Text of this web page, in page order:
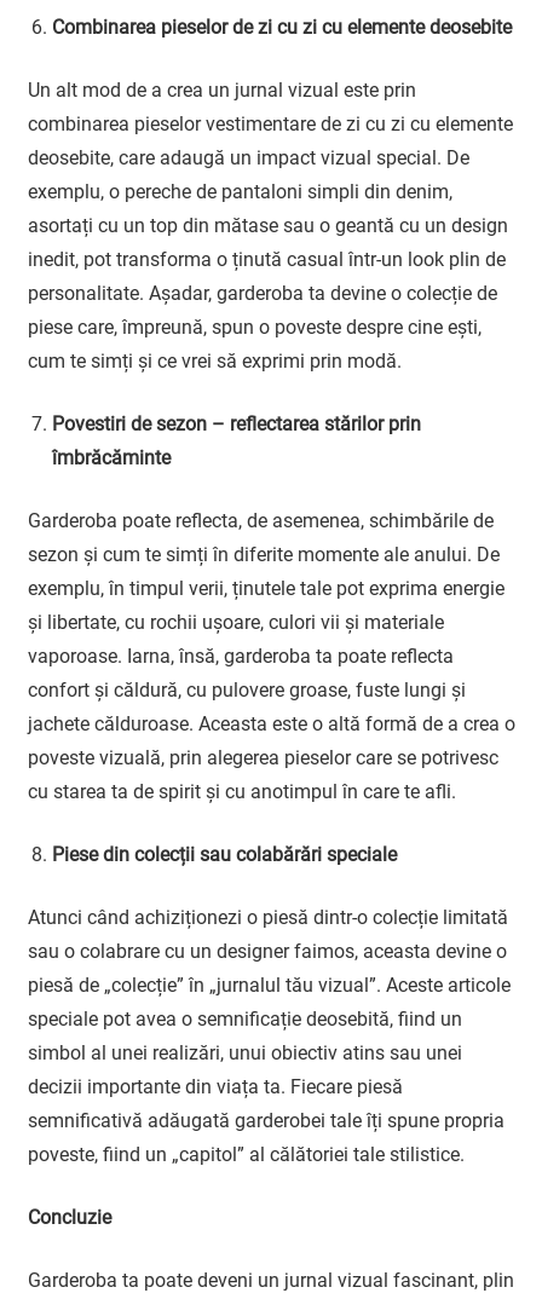
Combinarea pieselor de zi cu zi cu elemente deosebite
Un alt mod de a crea un jurnal vizual este prin
combinarea pieselor vestimentare de zi cu zi cu elemente
deosebite, care adaugă un impact vizual special. De
exemplu, o pereche de pantaloni simpli din denim,
asortați cu un top din mătase sau o geantă cu un design
inedit, pot transforma o ținută casual într-un look plin de
personalitate. Așadar, garderoba ta devine o colecție de
piese care, împreună, spun o poveste despre cine ești,
cum te simți și ce vrei să exprimi prin modă.
Povestiri de sezon – reflectarea stărilor prin
îmbrăcăminte
Garderoba poate reflecta, de asemenea, schimbările de
sezon și cum te simți în diferite momente ale anului. De
exemplu, în timpul verii, ținutele tale pot exprima energie
și libertate, cu rochii ușoare, culori vii și materiale
vaporoase. Iarna, însă, garderoba ta poate reflecta
confort și căldură, cu pulovere groase, fuste lungi și
jachete călduroase. Aceasta este o altă formă de a crea o
poveste vizuală, prin alegerea pieselor care se potrivesc
cu starea ta de spirit și cu anotimpul în care te afli.
Piese din colecții sau colabărări speciale
Atunci când achiziționezi o piesă dintr-o colecție limitată
sau o colabrare cu un designer faimos, aceasta devine o
piesă de „colecție” în „jurnalul tău vizual”. Aceste articole
speciale pot avea o semnificație deosebită, fiind un
simbol al unei realizări, unui obiectiv atins sau unei
decizii importante din viața ta. Fiecare piesă
semnificativă adăugată garderobei tale îți spune propria
poveste, fiind un „capitol” al călătoriei tale stilistice.
Concluzie
Garderoba ta poate deveni un jurnal vizual fascinant, plin